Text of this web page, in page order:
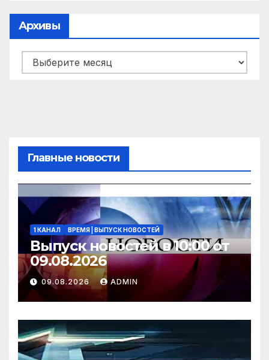
Архивы
Архивы
Главные новости
1 КАНАЛ ВРЕМЯ | ВЫПУСК НОВОСТЕЙ
Выпуск новостей в 10:00 от
09.08.2026
09.08.2026 ADMIN